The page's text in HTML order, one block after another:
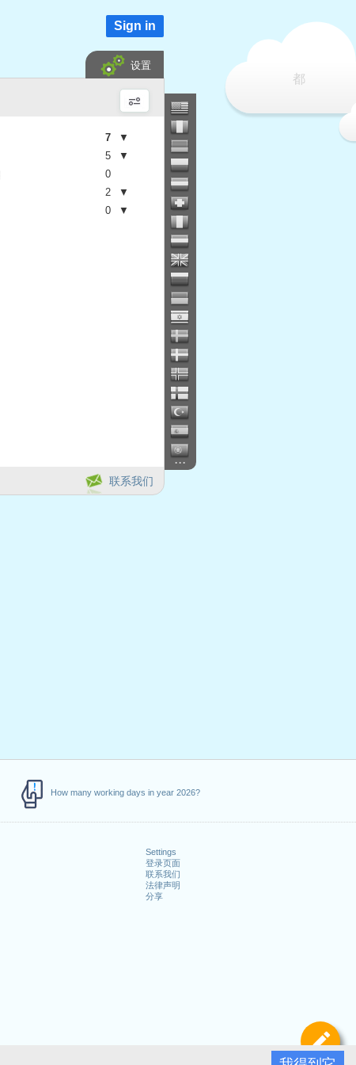
How many working days in year 2026?
Settings
登录页面
联系我们
法律声明
分享
定
都
Sign in
设置
...
联系我们
7
▼
5
▼
0
2
▼
0 ▼